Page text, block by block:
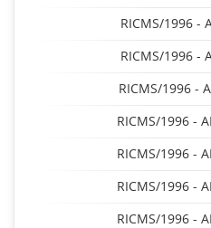
RICMS/1996 -
RICMS/1996 -
RICMS/1996 -
RICMS/1996 -
RICMS/1996 -
RICMS/1996 -
RICMS/1996 -